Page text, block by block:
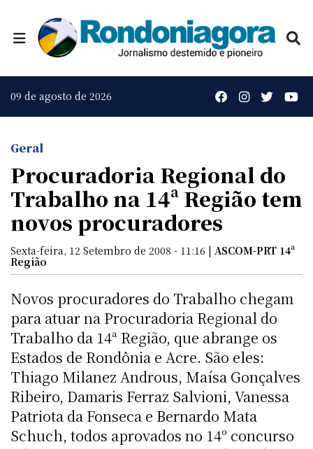
09 de agosto de 2026
Geral
Procuradoria Regional do
Trabalho na 14ª Região tem
novos procuradores
Sexta-feira, 12 Setembro de 2008 - 11:16 | ASCOM-PRT 14ª
Região
Novos procuradores do Trabalho chegam
para atuar na Procuradoria Regional do
Trabalho da 14ª Região, que abrange os
Estados de Rondônia e Acre. São eles:
Thiago Milanez Androus, Maísa Gonçalves
Ribeiro, Damaris Ferraz Salvioni, Vanessa
Patriota da Fonseca e Bernardo Mata
Schuch, todos aprovados no 14º concurso